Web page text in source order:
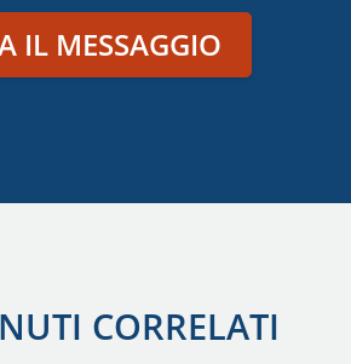
IL MESSAGGIO
CORRELATI